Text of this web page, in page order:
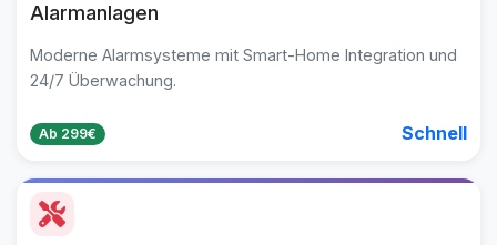
Alarmanlagen
Moderne Alarmsysteme mit Smart-Home Integration und
24/7 Überwachung.
Ab 299€ Schnell